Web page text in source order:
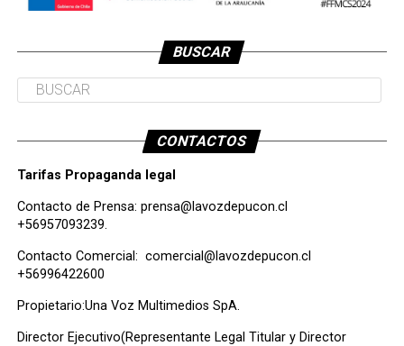
BUSCAR
CONTACTOS
Tarifas Propaganda legal
Contacto de Prensa: prensa@lavozdepucon.cl
+56957093239.
Contacto Comercial: comercial@lavozdepucon.cl
+56996422600
Propietario:Una Voz Multimedios SpA.
Director Ejecutivo(Representante Legal Titular y Director